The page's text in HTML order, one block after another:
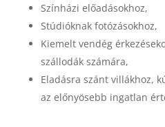
Színházi előadásokhoz,
Stúdióknak fotózásokhoz,
Kiemelt vendég
szállodák számára,
Eladásra szánt villákhoz,
az előnyösebb ingatlan